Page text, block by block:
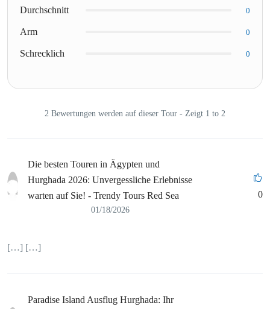
Durchschnitt 0
Arm 0
Schrecklich 0
2 Bewertungen werden auf dieser Tour - Zeigt 1 to 2
Die besten Touren in Ägypten und
Hurghada 2026: Unvergessliche Erlebnisse
warten auf Sie! - Trendy Tours Red Sea
01/18/2026
0
[…] […]
Paradise Island Ausflug Hurghada: Ihr